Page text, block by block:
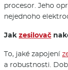
procesor. Jeho
nejednoho
Jak zesilovač
To, jaké zapojení
a robustnosti.